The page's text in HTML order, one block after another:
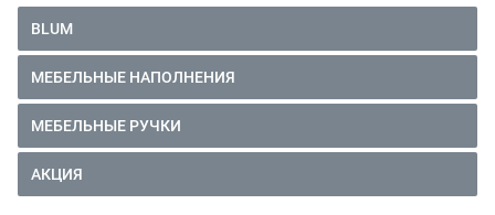
BLUM
МЕБЕЛЬНЫЕ НАПОЛНЕНИЯ
МЕБЕЛЬНЫЕ РУЧКИ
АКЦИЯ